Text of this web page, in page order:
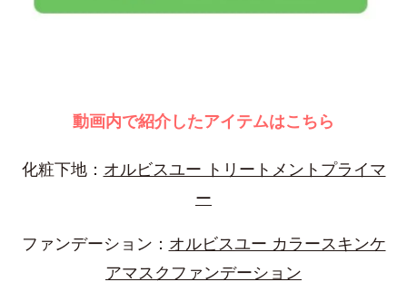
動画内で紹介したアイテムはこちら
化粧下地： オルビスユー トリートメントプライマ
ー
ファンデーション： オルビスユー カラースキンケ
アマスクファンデーション